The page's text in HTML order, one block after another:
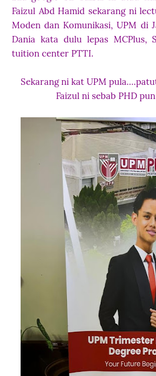
Faizul Abd Hamid sekarang ni
Moden dan Komunikasi, UPM di
Dania kata dulu lepas MCPlus,
tuition center PTTI.
Sekarang ni kat UPM
Faizul ni sebab PHD